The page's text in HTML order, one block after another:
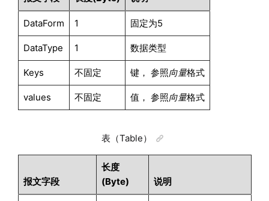
DataForm 1 固定为5
DataType 1 数据类型
Keys 不固定 键， 参照向量格式
values 不固定 值， 参照向量格式
表（Table）
报文字段
长度
(Byte)
说明